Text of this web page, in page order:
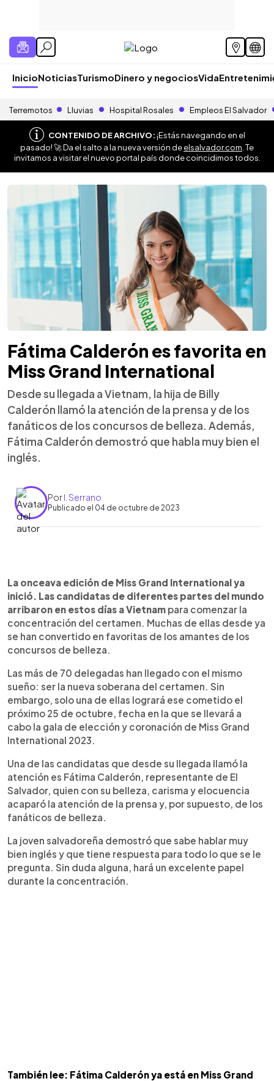
InicioNoticiasTurismoDinero y negociosVida
Terremotos Lluvias Hospital Rosales Empleos El Salvador
CONTENIDO DE ARCHIVO:¡Estás navegando en el
pasado! 🚀 Da el salto a la nueva versión deelsalvador.com . Te
invitamos a visitar el nuevo portal país donde coincidimos todos.
Fátima Calderón es favorita en
Miss Grand International
Desde su llegada a Vietnam, la hija de Billy
Calderón llamó la atención de la prensa y de los
fanáticos de los concursos de belleza. Además,
Fátima Calderón demostró que habla muy bien el
inglés.
PorI. Serrano
Publicado el 04 de octubre de 2023
Escuchar artículo
La onceava edición de Miss Grand International ya
inició. Las candidatas de diferentes partes del mundo
arribaron en estos días a Vietnam para comenzar la
concentración del certamen. Muchas de ellas desde ya
se han convertido en favoritas de los amantes de los
concursos de belleza.
Las más de 70 delegadas han llegado con el mismo
sueño: ser la nueva soberana del certamen. Sin
embargo, solo una de ellas logrará ese cometido el
próximo 25 de octubre, fecha en la que se llevará a
cabo la gala de elección y coronación de Miss Grand
International 2023.
Una de las candidatas que desde su llegada llamó la
atención es Fátima Calderón, representante de El
Salvador, quien con su belleza, carisma y elocuencia
acaparó la atención de la prensa y, por supuesto, de los
fanáticos de belleza.
La joven salvadoreña demostró que sabe hablar muy
bien inglés y que tiene respuesta para todo lo que se le
pregunta. Sin duda alguna, hará un excelente papel
durante la concentración.
También lee: Fátima Calderón ya está en Miss Grand